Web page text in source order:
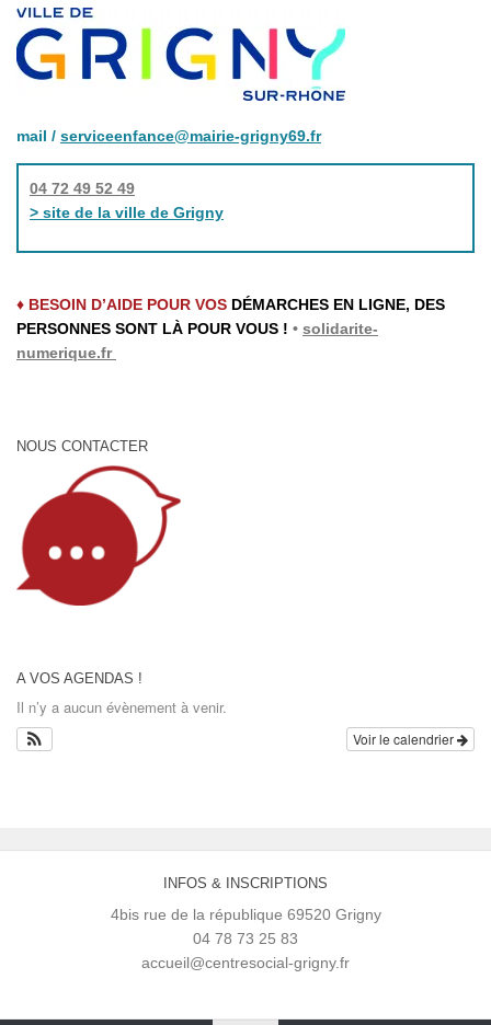
mail / serviceenfance@mairie-grigny69.fr
04 72 49 52 49
> site de la ville de Grigny
♦ BESOIN D’AIDE POUR VOS DÉMARCHES EN LIGNE, DES
PERSONNES SONT LÀ POUR VOUS ! • solidarite-
numerique.fr
NOUS CONTACTER
A VOS AGENDAS !
Il n’y a aucun évènement à venir.
Voir le calendrier
INFOS & INSCRIPTIONS
4bis rue de la république 69520 Grigny
04 78 73 25 83
accueil@centresocial-grigny.fr